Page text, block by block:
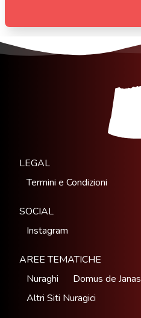
LEGAL
Termini e Condizioni
SOCIAL
Instagram
AREE TEMATICHE
Nuraghi
Domus de Janas
Altri Siti Nuragici